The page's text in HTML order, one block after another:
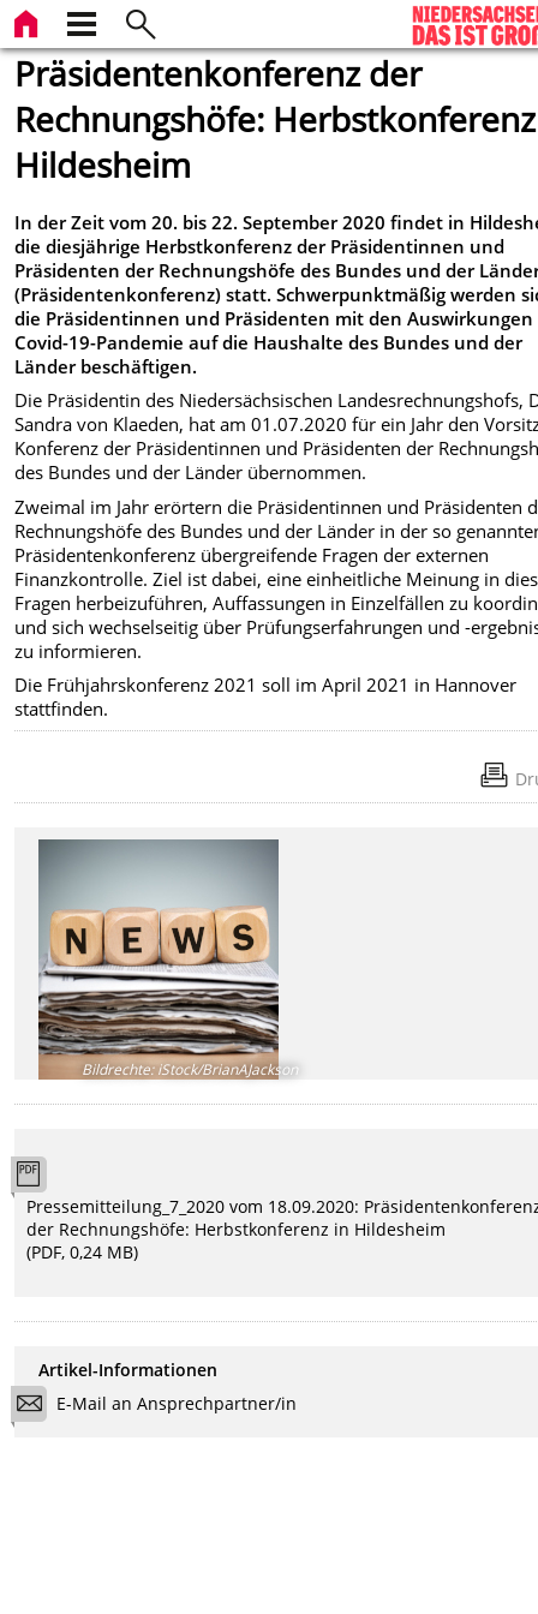
Präsidentenkonferenz der
Rechnungshöfe:
Hildesheim
In der Zeit vom 20. bis 22. September 2020 findet in
die diesjährige Herbstkonferenz der Präsidentinnen und
Präsidenten der Rechnungshöfe des Bundes und der
(Präsidentenkonferenz) statt. Schwerpunktmäßig werden
die Präsidentinnen und Präsidenten mit den Auswirkungen
Covid-19-Pandemie auf die Haushalte des Bundes und der
Länder beschäftigen.
Die Präsidentin des Niedersächsischen Landesrechnungshofs,
Sandra von Klaeden, hat am 01.07.2020 für ein Jahr den
Konferenz der Präsidentinnen und Präsidenten der
des Bundes und der Länder übernommen.
Zweimal im Jahr erörtern die Präsidentinnen und Präsidenten
Rechnungshöfe des Bundes und der Länder in der so
Präsidentenkonferenz übergreifende Fragen der externen
Finanzkontrolle. Ziel ist dabei, eine einheitliche Meinung in
Fragen herbeizuführen, Auffassungen in Einzelfällen zu
und sich wechselseitig über Prüfungserfahrungen und -
zu informieren.
Die Frühjahrskonferenz 2021 soll im April 2021 in Hannover
stattfinden.
Bildrechte:iStock/BrianAJackson
Pressemitteilung_7_2020 vom 18.09.2020:
der Rechnungshöfe: Herbstkonferenz in Hildesheim
(PDF, 0,24 MB)
Artikel-Informationen
E-Mail an Ansprechpartner/in